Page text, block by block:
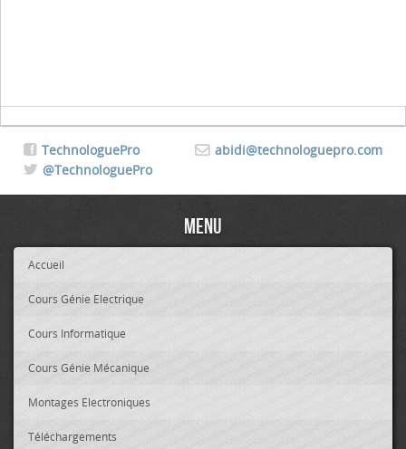
abidi@technologuepro.com
TechnologuePro
@TechnologuePro
Menu
Accueil
Cours Génie Electrique
Cours Informatique
Cours Génie Mécanique
Montages Electroniques
Téléchargements